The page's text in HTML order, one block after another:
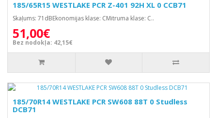
185/65R15 WESTLAKE PCR Z-401 92H XL 0 CCB71
Skaļums: 71dBEkonomijas klase: CMitruma klase: C..
51,00€
Bez nodokļa: 42,15€
185/70R14 WESTLAKE PCR SW608 88T 0 Studless
DCB71